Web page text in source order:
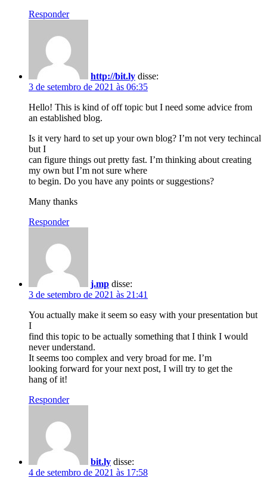
Responder
http://bit.ly disse:
3 de setembro de 2021 às 06:35
Hello! This is kind of off topic but I need some advice from
an established blog.
Is it very hard to set up your own blog? I’m not very techincal
but I
can figure things out pretty fast. I’m thinking about creating
my own but I’m not sure where
to begin. Do you have any points or suggestions?
Many thanks
Responder
j.mp disse:
3 de setembro de 2021 às 21:41
You actually make it seem so easy with your presentation but
I
find this topic to be actually something that I think I would
never understand.
It seems too complex and very broad for me. I’m
looking forward for your next post, I will try to get the
hang of it!
Responder
bit.ly disse:
4 de setembro de 2021 às 17:58